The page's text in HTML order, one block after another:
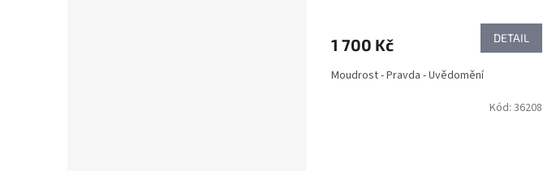
1 700 Kč DETAIL
Moudrost - Pravda - Uvědomění
Kód: 36208